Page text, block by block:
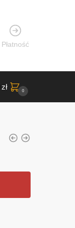
Płatność
zł 0